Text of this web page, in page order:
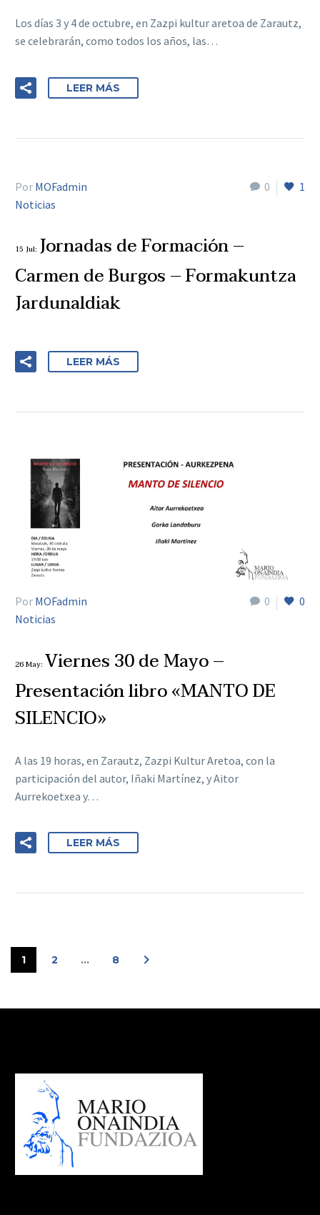
Los días 3 y 4 de octubre, en Zazpi kultur aretoa de Zarautz,
se celebrarán, como todos los años, las…
LEER MÁS
0 1
Por MOFadmin
Noticias
15 Jul: Jornadas de Formación –
Carmen de Burgos – Formakuntza
Jardunaldiak
LEER MÁS
0 0
Por MOFadmin
Noticias
26 May: Viernes 30 de Mayo –
Presentación libro «MANTO DE
SILENCIO»
A las 19 horas, en Zarautz, Zazpi Kultur Aretoa, con la
participación del autor, Iñaki Martínez, y Aitor
Aurrekoetxea y…
LEER MÁS
1 2 … 8